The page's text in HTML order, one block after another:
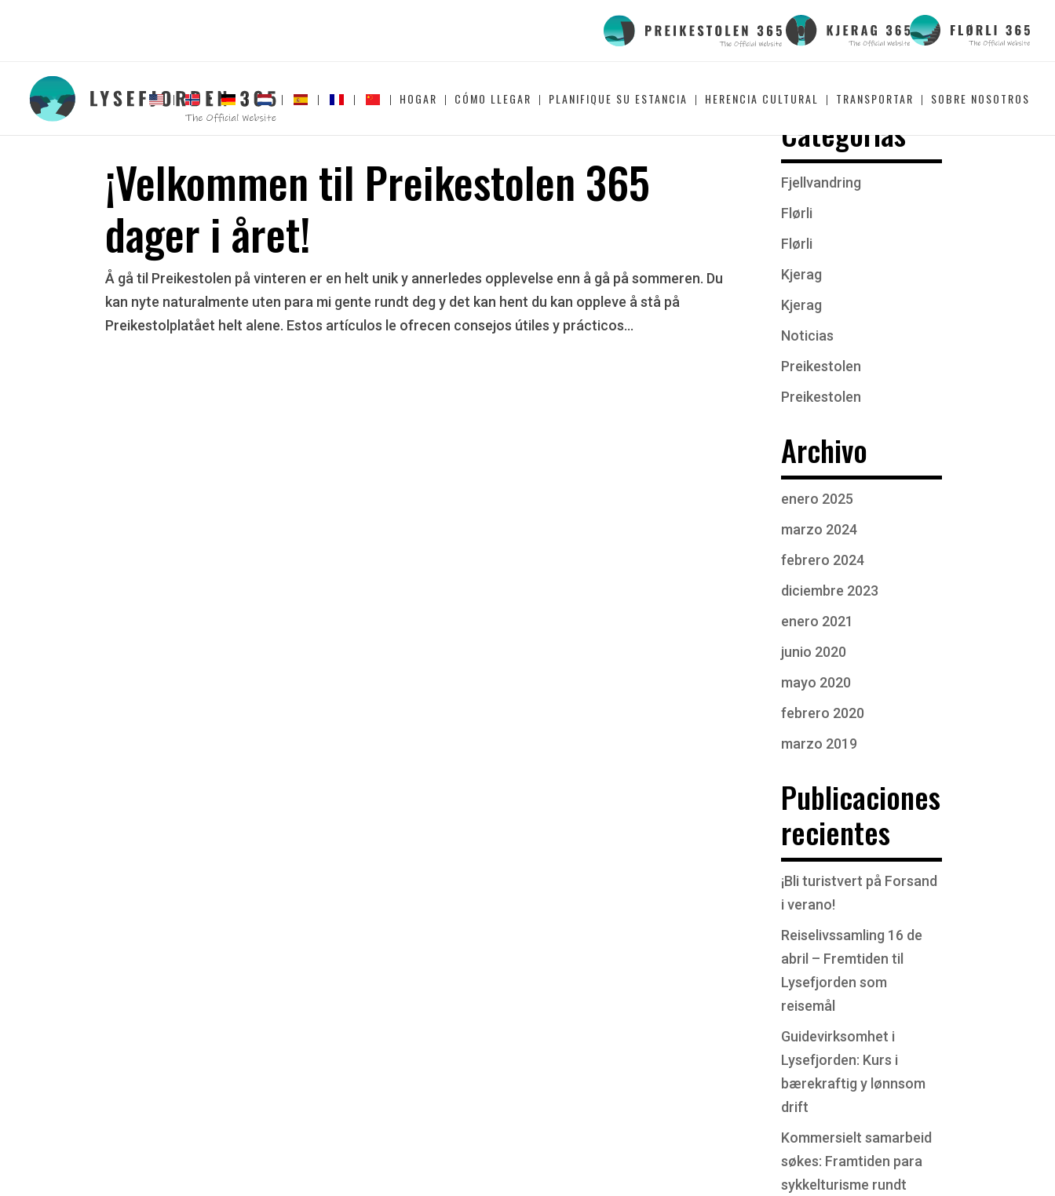
HOGAR CÓMO LLEGAR PLANIFIQUE SU ESTANCIA HERENCIA CULTURAL TRANSPORTAR SOBRE NOSOTROS
¡Velkommen til Preikestolen 365
dager i året!
Å gå til Preikestolen på vinteren er en helt unik y annerledes opplevelse enn å gå på sommeren. Du
kan nyte naturalmente uten para mi gente rundt deg y det kan hent du kan oppleve å stå på
Preikestolplatået helt alene. Estos artículos le ofrecen consejos útiles y prácticos...
Categorías
Fjellvandring
Flørli
Flørli
Kjerag
Kjerag
Noticias
Preikestolen
Preikestolen
Archivo
enero 2025
marzo 2024
febrero 2024
diciembre 2023
enero 2021
junio 2020
mayo 2020
febrero 2020
marzo 2019
Publicaciones
recientes
¡Bli turistvert på Forsand
i verano!
Reiselivssamling 16 de
abril – Fremtiden til
Lysefjorden som
reisemål
Guidevirksomhet i
Lysefjorden: Kurs i
bærekraftig y lønnsom
drift
Kommersielt samarbeid
søkes: Framtiden para
sykkelturisme rundt